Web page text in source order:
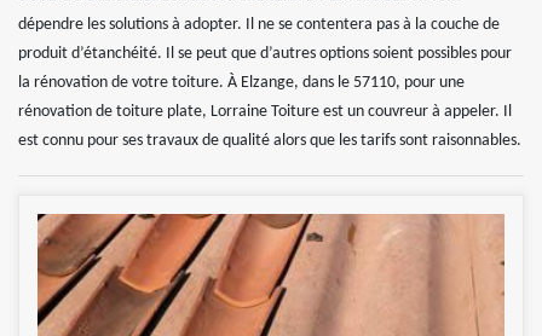
dépendre les solutions à adopter. Il ne se contentera pas à la couche de
produit d’étanchéité. Il se peut que d’autres options soient possibles pour
la rénovation de votre toiture. À Elzange, dans le 57110, pour une
rénovation de toiture plate, Lorraine Toiture est un couvreur à appeler. Il
est connu pour ses travaux de qualité alors que les tarifs sont raisonnables.